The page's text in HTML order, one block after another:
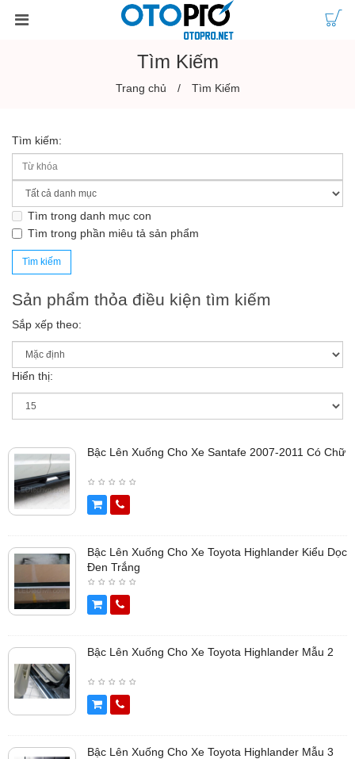
Tìm Kiếm
Trang chủ Tìm Kiếm
Tìm kiếm:
Tìm trong danh mục con
Tìm trong phần miêu tả sản phẩm
Sản phẩm thỏa điều kiện tìm kiếm
Sắp xếp theo:
Hiển thị:
Bậc Lên Xuống Cho Xe Santafe 2007-2011 Có Chữ
Bậc Lên Xuống Cho Xe Toyota Highlander Kiểu Dọc
Đen Trắng
Bậc Lên Xuống Cho Xe Toyota Highlander Mẫu 2
Bậc Lên Xuống Cho Xe Toyota Highlander Mẫu 3